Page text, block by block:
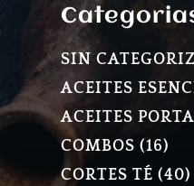
SIN
ACEITES
ACEITES
COMBOS 1616
CORTES TÉ 40